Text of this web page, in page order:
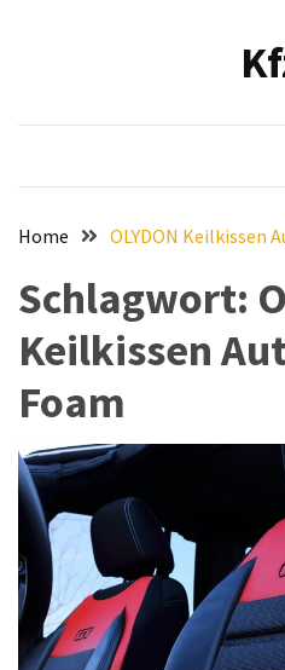
Luftqualität
Fahrzeug:
Empfehlung
und
Installationsanleitung
Bosch
Hochleistungs-
Luftfilter
Auto-
Reinigungsprodukte,
die
jeder
Home OLYDON Keilkissen
Schlagwort:
Keilkissen
Foam